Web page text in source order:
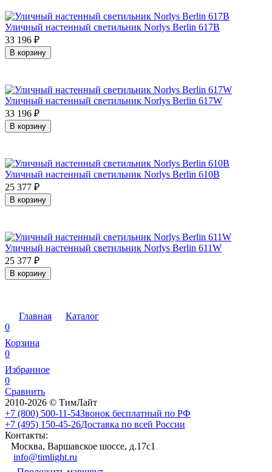
Уличный настенный светильник Norlys Berlin 617B
33 196 ₽
В корзину
Уличный настенный светильник Norlys Berlin 617W
33 196 ₽
В корзину
Уличный настенный светильник Norlys Berlin 610B
25 377 ₽
В корзину
Уличный настенный светильник Norlys Berlin 611W
25 377 ₽
В корзину
Главная
Каталог
0
Корзина
0
Избранное
0
Сравнить
2010-2026 © ТимЛайт
+7 (800) 500-11-54Звонок бесплатный по РФ
+7 (495) 150-45-26Доставка по всей России
Контакты:
Москва, Варшавское шоссе, д.17c1
info@timlight.ru